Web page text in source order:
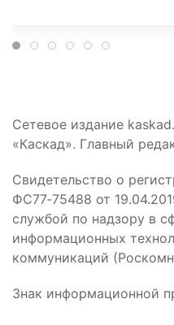
Сетевое издание
«Каскад». Главный
Свидетельство о
ФС77‑75488 от
службой по надзору в
информационных
коммуникаций
Знак информационной